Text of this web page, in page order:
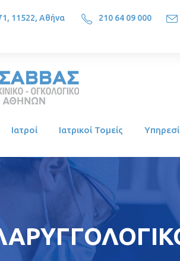
11522, Αθήνα 210 64 09 000
Ιατροί Ιατρικοί Τομείς